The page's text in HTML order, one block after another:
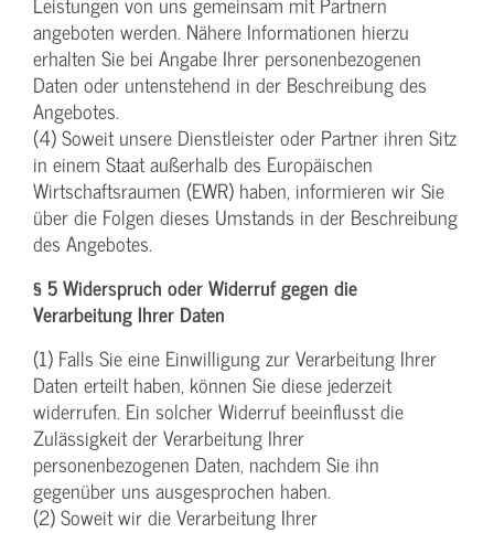
angeboten werden. Nähere Informationen hierzu
erhalten Sie bei Angabe Ihrer personenbezogenen
Daten oder untenstehend in der Beschreibung des
Angebotes.
(4) Soweit unsere Dienstleister oder Partner ihren Sitz
in einem Staat außerhalb des Europäischen
Wirtschaftsraumen (EWR) haben, informieren wir Sie
über die Folgen dieses Umstands in der Beschreibung
des Angebotes.
§ 5 Widerspruch oder Widerruf gegen die
Verarbeitung Ihrer Daten
(1) Falls Sie eine Einwilligung zur Verarbeitung Ihrer
Daten erteilt haben, können Sie diese jederzeit
widerrufen. Ein solcher Widerruf beeinflusst die
Zulässigkeit der Verarbeitung Ihrer
personenbezogenen Daten, nachdem Sie ihn
gegenüber uns ausgesprochen haben.
(2) Soweit wir die Verarbeitung Ihrer